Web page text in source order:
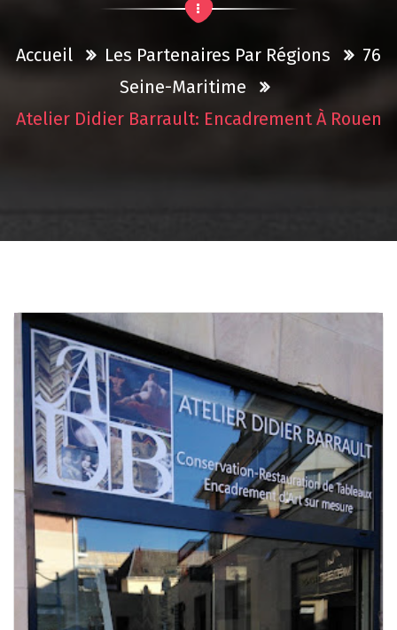
Accueil Les Partenaires Par Régions
76
Seine-Maritime
Atelier Didier Barrault: Encadrement À Rouen